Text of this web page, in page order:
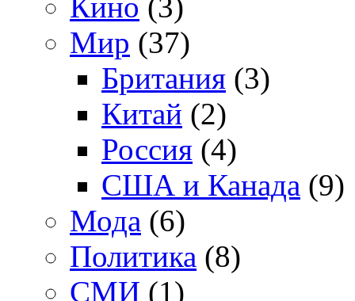
Кино (3)
Мир (37)
Британия (3)
Китай (2)
Россия (4)
США и Канада (9)
Мода (6)
Политика (8)
СМИ (1)